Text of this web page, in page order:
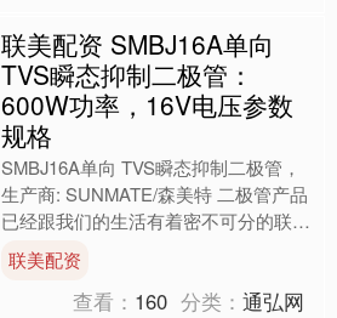
联美配资 SMBJ16A单向
TVS瞬态抑制二极管：
600W功率，16V电压参数
规格
SMBJ16A单向 TVS瞬态抑制二极管，
生产商: SUNMATE/森美特 二极管产品
已经跟我们的生活有着密不可分的联系
了， TVS瞬态抑制二极管，是一种高
效能....
联美配资
查看： 160 分类：通弘网